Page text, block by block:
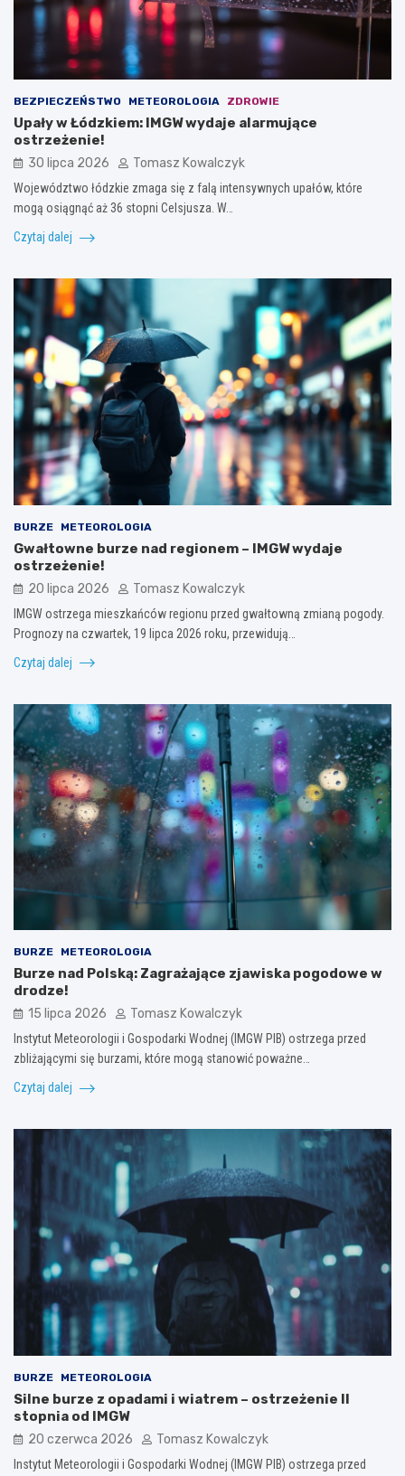
BEZPIECZEŃSTWO METEOROLOGIA ZDROWIE
Upały w Łódzkiem: IMGW wydaje alarmujące
ostrzeżenie!
30 lipca 2026 Tomasz Kowalczyk
Województwo łódzkie zmaga się z falą intensywnych upałów, które
mogą osiągnąć aż 36 stopni Celsjusza. W…
Czytaj dalej
BURZE METEOROLOGIA
Gwałtowne burze nad regionem – IMGW wydaje
ostrzeżenie!
20 lipca 2026 Tomasz Kowalczyk
IMGW ostrzega mieszkańców regionu przed gwałtowną zmianą pogody.
Prognozy na czwartek, 19 lipca 2026 roku, przewidują…
Czytaj dalej
BURZE METEOROLOGIA
Burze nad Polską: Zagrażające zjawiska pogodowe w
drodze!
15 lipca 2026 Tomasz Kowalczyk
Instytut Meteorologii i Gospodarki Wodnej (IMGW PIB) ostrzega przed
zbliżającymi się burzami, które mogą stanowić poważne…
Czytaj dalej
BURZE METEOROLOGIA
Silne burze z opadami i wiatrem – ostrzeżenie II
stopnia od IMGW
20 czerwca 2026 Tomasz Kowalczyk
Instytut Meteorologii i Gospodarki Wodnej (IMGW PIB) ostrzega przed